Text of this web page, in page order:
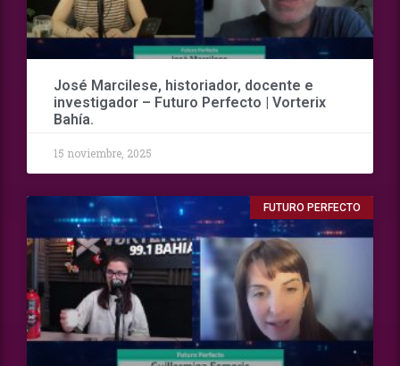
José Marcilese, historiador, docente e
investigador – Futuro Perfecto | Vorterix
Bahía.
15 noviembre, 2025
FUTURO PERFECTO